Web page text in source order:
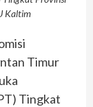
Kaltim
Timur
Tingkat